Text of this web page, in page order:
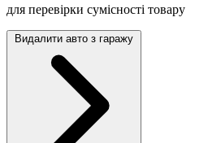
для перевірки сумісності товару
Видалити авто з гаражу